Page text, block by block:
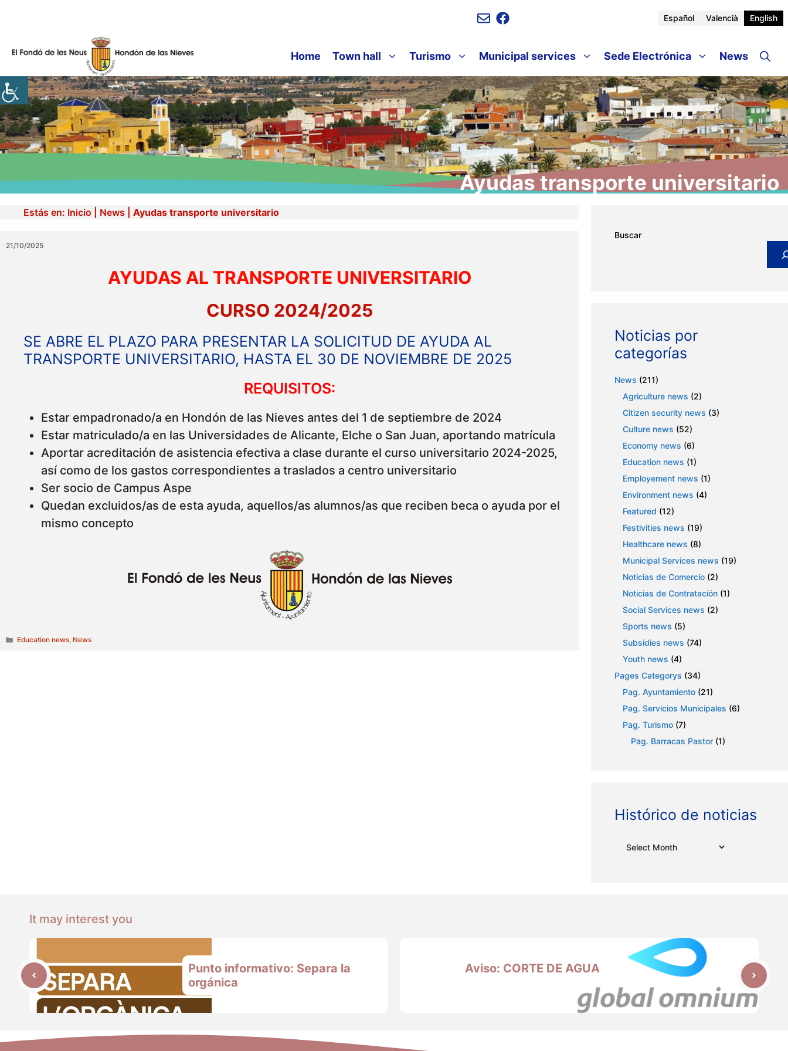
Español Valencià English
Home Town hall Turismo Municipal services Sede Electrónica News
Ayudas transporte universitario
Estás en: Inicio News Ayudas transporte universitario
21/10/2025
AYUDAS AL TRANSPORTE UNIVERSITARIO
CURSO 2024/2025
SE ABRE EL PLAZO PARA PRESENTAR LA SOLICITUD DE AYUDA AL
TRANSPORTE UNIVERSITARIO, HASTA EL 30 DE NOVIEMBRE DE 2025
REQUISITOS:
Estar empadronado/a en Hondón de las Nieves antes del 1 de septiembre de 2024
Estar matriculado/a en las Universidades de Alicante, Elche o San Juan, aportando matrícula
Aportar acreditación de asistencia efectiva a clase durante el curso universitario 2024-2025,
así como de los gastos correspondientes a traslados a centro universitario
Ser socio de Campus Aspe
Quedan excluidos/as de esta ayuda, aquellos/as alumnos/as que reciben beca o ayuda por el
mismo concepto
Categories
Education news, News
Buscar
Noticias por
categorías
News (211)
Agriculture news (2)
Citizen security news (3)
Culture news (52)
Economy news (6)
Education news (1)
Employement news (1)
Environment news (4)
Featured (12)
Festivities news (19)
Healthcare news (8)
Municipal Services news (19)
Noticias de Comercio (2)
Noticias de Contratación (1)
Social Services news (2)
Sports news (5)
Subsidies news (74)
Youth news (4)
Pages Categorys (34)
Pag. Ayuntamiento (21)
Pag. Servicios Municipales (6)
Pag. Turismo (7)
Pag. Barracas Pastor (1)
Histórico de noticias
It may interest you
Punto informativo: Separa la
orgánica
Aviso: CORTE DE AGUA